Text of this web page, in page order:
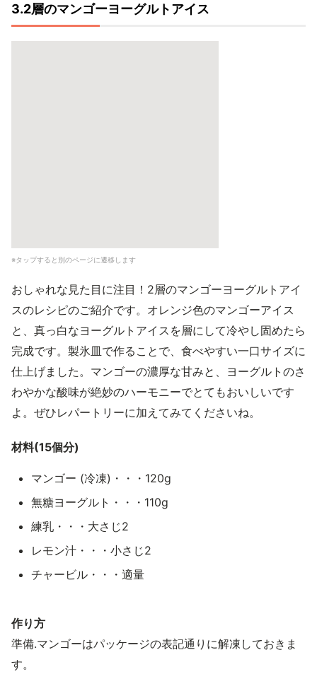
3.2層のマンゴーヨーグルトアイス
※タップすると別のページに遷移します
おしゃれな見た目に注目！2層のマンゴーヨーグルトアイ
スのレシピのご紹介です。オレンジ色のマンゴーアイス
と、真っ白なヨーグルトアイスを層にして冷やし固めたら
完成です。製氷皿で作ることで、食べやすい一口サイズに
仕上げました。マンゴーの濃厚な甘みと、ヨーグルトのさ
わやかな酸味が絶妙のハーモニーでとてもおいしいです
よ。ぜひレパートリーに加えてみてくださいね。
材料(15個分)
マンゴー (冷凍)・・・120g
無糖ヨーグルト・・・110g
練乳・・・大さじ2
レモン汁・・・小さじ2
チャービル・・・適量
作り方
準備.マンゴーはパッケージの表記通りに解凍しておきま
す。